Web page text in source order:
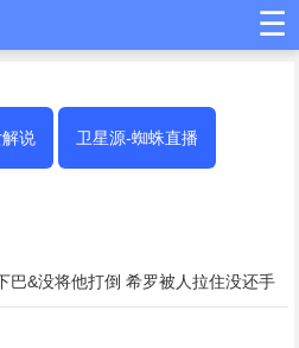
☰
说 卫星源-蜘蛛直播
巴&没将他打倒 希罗被人拉住没还手